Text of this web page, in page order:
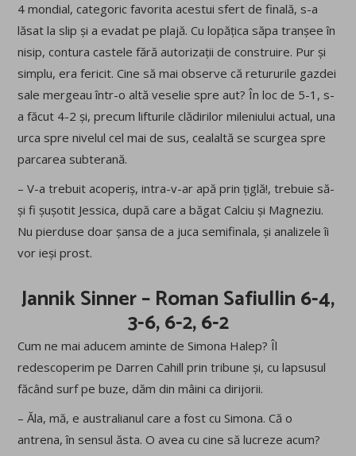
4 mondial, categoric favorita acestui sfert de finală, s-a
lăsat la slip și a evadat pe plajă. Cu lopățica săpa tranșee în
nisip, contura castele fără autorizații de construire. Pur și
simplu, era fericit. Cine să mai observe că retururile gazdei
sale mergeau într-o altă veselie spre aut? În loc de 5-1, s-
a făcut 4-2 și, precum lifturile clădirilor mileniului actual, una
urca spre nivelul cel mai de sus, cealaltă se scurgea spre
parcarea subterană.
– V-a trebuit acoperiș, intra-v-ar apă prin țiglă!, trebuie să-
și fi șușotit Jessica, după care a băgat Calciu și Magneziu.
Nu pierduse doar șansa de a juca semifinala, și analizele îi
vor ieși prost.
Jannik Sinner – Roman Safiullin 6-4,
3-6, 6-2, 6-2
Cum ne mai aducem aminte de Simona Halep? Îl
redescoperim pe Darren Cahill prin tribune și, cu lapsusul
făcând surf pe buze, dăm din mâini ca dirijorii.
– Ăla, mă, e australianul care a fost cu Simona. Că o
antrena, în sensul ăsta. O avea cu cine să lucreze acum?